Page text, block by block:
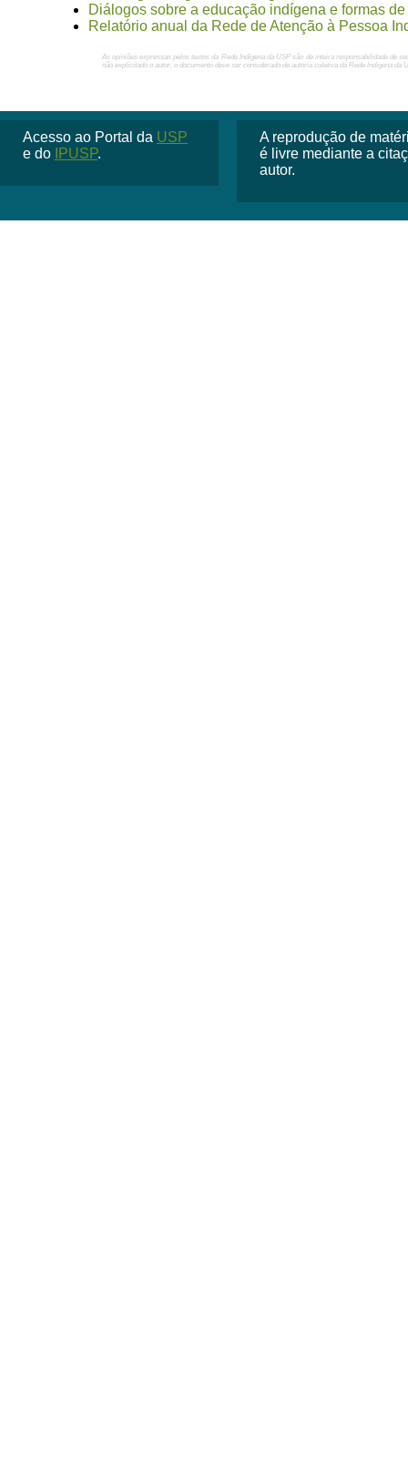
Diálogos sobre a educação indígena e formas
Relatório anual da Rede de Atenção à Pessoa
As opiniões expressas pelos textos da Rede Indígena da USP são de inteira responsabilidade de
não explicitado o autor, o documento deve ser considerado de autoria coletiva da Rede Indígena da
Acesso ao Portal da USP
e do
IPUSP.
A reprodução de
é livre mediante a
autor.